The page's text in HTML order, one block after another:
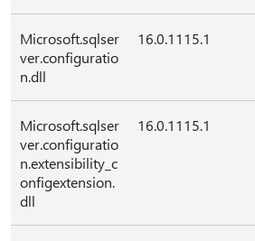
Microsoft.sqlser
ver.configuratio
n.dll
16.0.1115.1
Microsoft.sqlser
ver.configuratio
n.extensibility_c
onfigextension.
dll
16.0.1115.1